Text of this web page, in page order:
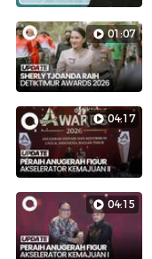
01:07
04:17
04:15